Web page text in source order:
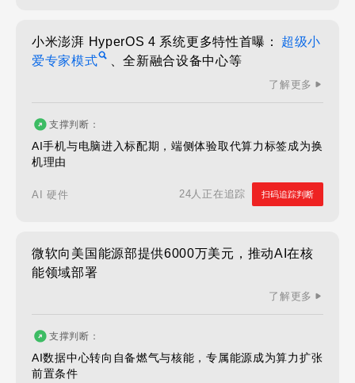
小米澎湃 HyperOS 4 系统更多特性首曝：
超级小
爱专家模式
、全新融合设备中心等
了解更多
支撑判断：
AI手机与电脑进入标配期，端侧体验取代算力标签成为换
机理由
AI 硬件 24人正在追踪 扫码追踪判断
微软向美国能源部提供6000万美元，推动AI在核
能领域部署
了解更多
支撑判断：
AI数据中心转向自备燃气与核能，专属能源成为算力扩张
前置条件